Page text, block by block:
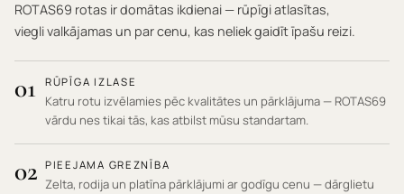
ROTAS69 rotas ir domātas ikdienai — rūpīgi atlasītas,
viegli valkājamas un par cenu, kas neliek gaidīt īpašu reizi.
01 RŪPĪGA IZLASE
Katru rotu izvēlamies pēc kvalitātes un pārklājuma — ROTAS69
vārdu nes tikai tās, kas atbilst mūsu standartam.
02 PIEEJAMA GREZNĪBA
Zelta, rodija un platīna pārklājumi ar godīgu cenu — dārglietu